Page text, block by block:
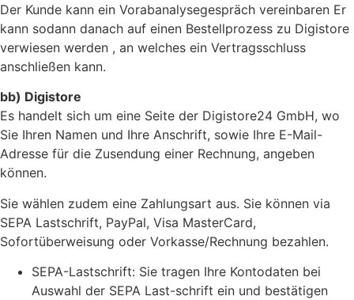
Der Kunde kann ein Vorabanalysegespräch vereinbaren Er
kann sodann danach auf einen Bestellprozess zu Digistore
verwiesen werden , an welches ein Vertragsschluss
anschließen kann.
bb) Digistore
Es handelt sich um eine Seite der Digistore24 GmbH, wo
Sie Ihren Namen und Ihre Anschrift, sowie Ihre E-Mail-
Adresse für die Zusendung einer Rechnung, angeben
können.
Sie wählen zudem eine Zahlungsart aus. Sie können via
SEPA Lastschrift, PayPal, Visa MasterCard,
Sofortüberweisung oder Vorkasse/Rechnung bezahlen.
SEPA-Lastschrift: Sie tragen Ihre Kontodaten bei
Auswahl der SEPA Last-schrift ein und bestätigen